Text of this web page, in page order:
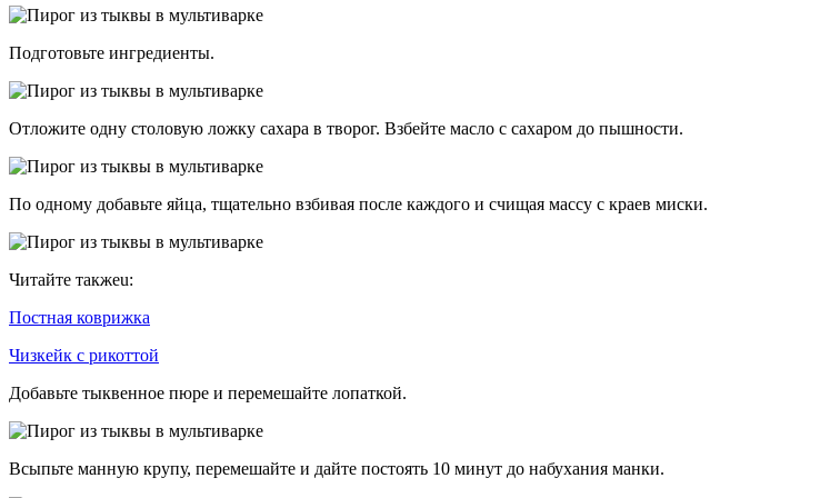
Подготовьте ингредиенты.
Отложите одну столовую ложку сахара в творог. Взбейте масло с сахаром до пышности.
По одному добавьте яйца, тщательно взбивая после каждого и счищая массу с краев миски.
Читайте такжеu:
Постная коврижка
Чизкейк с рикоттой
Добавьте тыквенное пюре и перемешайте лопаткой.
Всыпьте манную крупу, перемешайте и дайте постоять 10 минут до набухания манки.